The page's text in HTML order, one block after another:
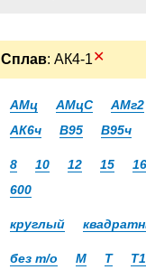
Сплав: АК4-1✕
АМц АМцС АМг2
АК6ч
В95 В95ч
8 10 12 15 16
600
круглый
без т/о М Т Т1